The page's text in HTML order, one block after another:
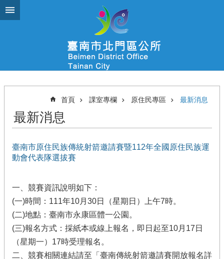
跳到主要內容區塊
首頁 課室專欄 原住民專區 最新消息
最新消息
臺南市原住民族傳統射箭邀請賽暨112年全國原住民族運
動會代表隊選拔賽
一、競賽資訊說明如下：
(一)時間：111年10月30日（星期日）上午7時。
(二)地點：臺南市永康區體一公園。
(三)報名方式：採紙本或線上報名，即日起至10月17日
（星期一）17時受理報名。
二、競賽相關連結請至「臺南傳統射箭邀請賽開放報名詳